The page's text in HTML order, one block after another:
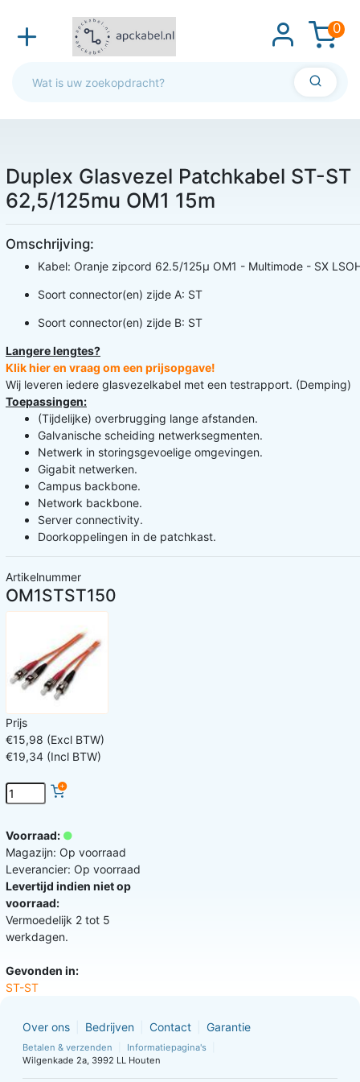
0
Duplex Glasvezel Patchkabel ST-ST
62,5/125mu OM1 15m
Omschrijving:
Kabel: Oranje zipcord 62.5/125µ OM1 - Multimode - SX
Soort connector(en) zijde A: ST
Soort connector(en) zijde B: ST
Langere lengtes?
Klik hier en vraag om een prijsopgave!
Wij leveren iedere glasvezelkabel met een testrapport. (Demping)
Toepassingen:
(Tijdelijke) overbrugging lange afstanden.
Galvanische scheiding netwerksegmenten.
Netwerk in storingsgevoelige omgevingen.
Gigabit netwerken.
Campus backbone.
Network backbone.
Server connectivity.
Doorkoppelingen in de patchkast.
Artikelnummer
OM1STST150
Prijs
€15,98 (Excl BTW)
€19,34 (Incl BTW)
Voorraad:
Magazijn: Op voorraad
Leverancier: Op voorraad
Levertijd indien niet op
voorraad:
Vermoedelijk 2 tot 5
werkdagen.
Gevonden in:
ST-ST
Over ons Bedrijven Contact Garantie
Betalen & verzenden
Informatiepagina's
Wilgenkade 2a, 3992 LL Houten